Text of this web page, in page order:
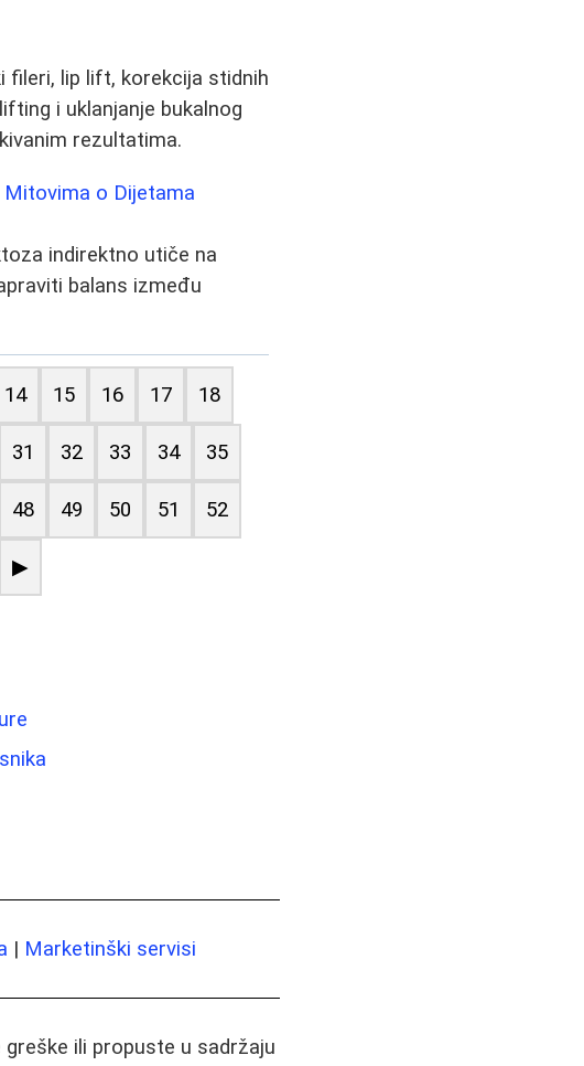
fileri, lip lift, korekcija stidnih
i uklanjanje bukalnog
rezultatima.
o Dijetama
indirektno utiče na
balans između
14 15 16 17 18
31 32 33 34 35
48 49 50 51 52
▶
| Marketinški servisi
ili propuste u sadržaju